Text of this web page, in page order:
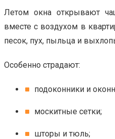
Летом окна открывают
вместе с воздухом в
песок, пух, пыльца и
Особенно страдают:
подоконники и
москитные сетки;
шторы и тюль;